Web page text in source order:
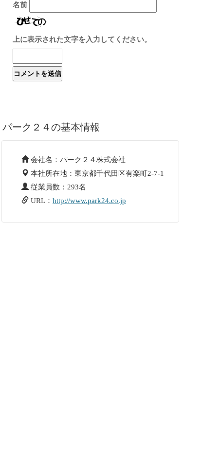
名前
上に表示された文字を入力してください。
パーク２４の基本情報
会社名：パーク２４株式会社
本社所在地：東京都千代田区有楽町2-7-1
従業員数：293名
URL： http://www.park24.co.jp